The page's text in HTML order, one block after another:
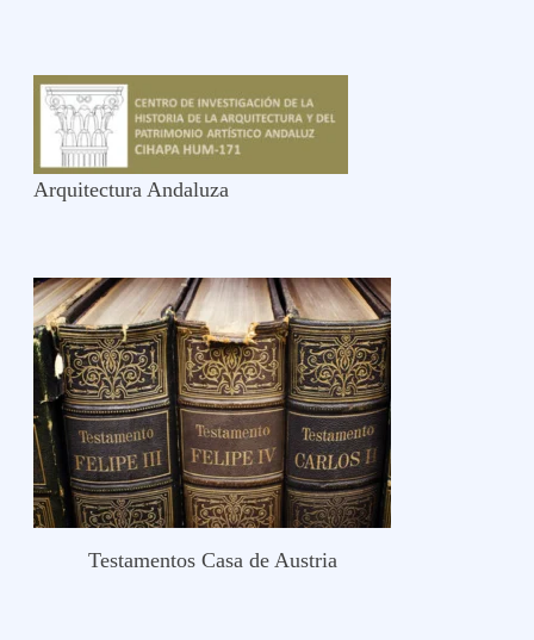
Arquitectura Andaluza
Testamentos Casa de Austria